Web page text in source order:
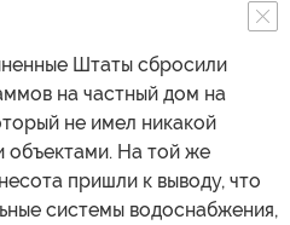
Штаты сбросили
на частный дом на
не имел никакой
объектами. На той же
пришли к выводу, что
системы водоснабжения,